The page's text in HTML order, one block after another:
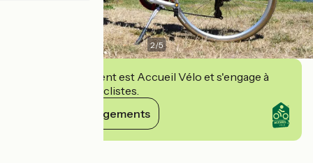
2/5
Cet établissement est Accueil Vélo et s'engage à
accueillir des cyclistes.
Voir ses engagements